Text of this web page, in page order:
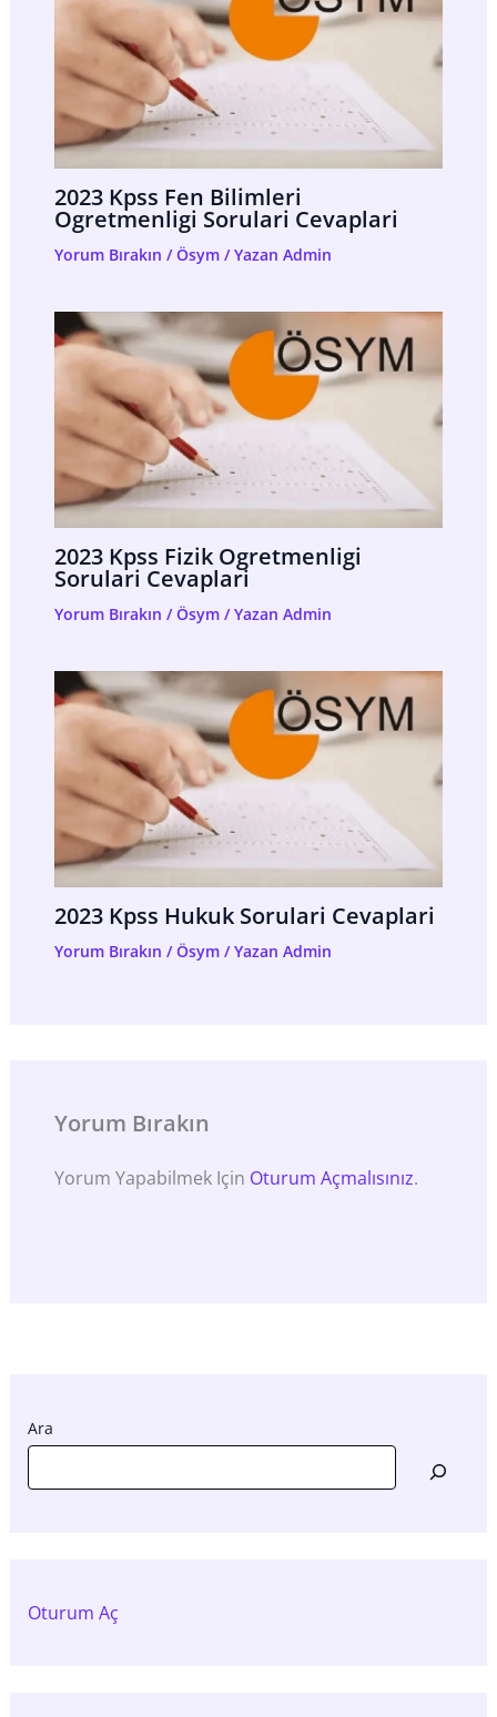
2023 Kpss Fen Bilimleri
Ogretmenligi Sorulari Cevaplari
Yorum Bırakın /Ösym/ Yazan Admin
2023 Kpss Fizik Ogretmenligi
Sorulari Cevaplari
Yorum Bırakın /Ösym/ Yazan Admin
2023 Kpss Hukuk Sorulari Cevaplari
Yorum Bırakın /Ösym/ Yazan Admin
Yorum Bırakın
Yorum Yapabilmek Için Oturum Açmalısınız.
Ara
Oturum Aç